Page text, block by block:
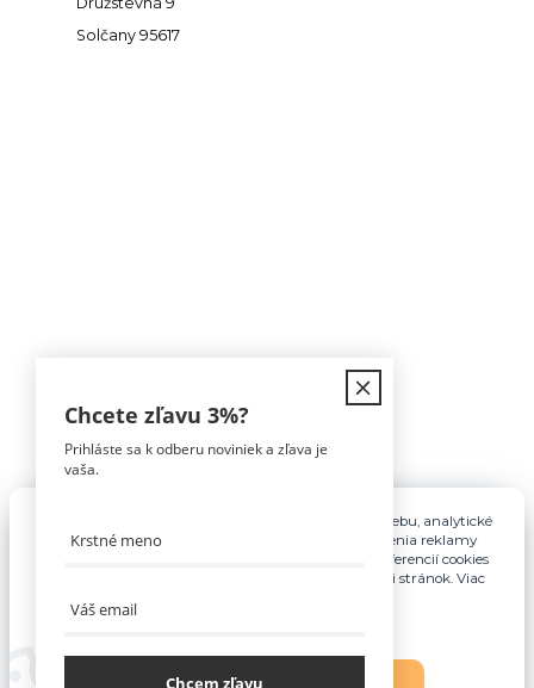
Solčany 95617
Tomáš Hula
Pre základnú funkčnosť, spríjemnenie používania webu, analytické
účely a v prípade udelenia súhlasu aj na účely cielenia reklamy
využívame súbory cookies. Nastavenie vlastných preferencií cookies
môžete kedykoľvek upraviť odkazom v spodnej časti stránok. Viac
Nastavenia
Chcete zľavu 3%?
Prihláste sa k odberu noviniek a zľava je
vaša.
Chcem zľavu